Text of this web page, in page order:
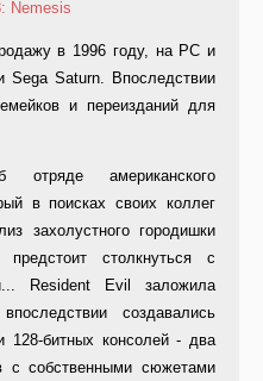
Nemesis
в 1996 году, на PC и
Sega Saturn. Впоследствии
и переизданий для
отряде американского
в поисках своих коллег
захолустного городишки
столкнуться с
Resident Evil заложила
создавались
128-битных консолей - два
с собственными сюжетами